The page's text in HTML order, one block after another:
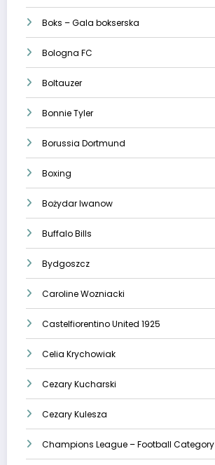
Boks – Gala bokserska
Bologna FC
Boltauzer
Bonnie Tyler
Borussia Dortmund
Boxing
Bożydar Iwanow
Buffalo Bills
Bydgoszcz
Caroline Wozniacki
Castelfiorentino United 1925
Celia Krychowiak
Cezary Kucharski
Cezary Kulesza
Champions League – Football Category